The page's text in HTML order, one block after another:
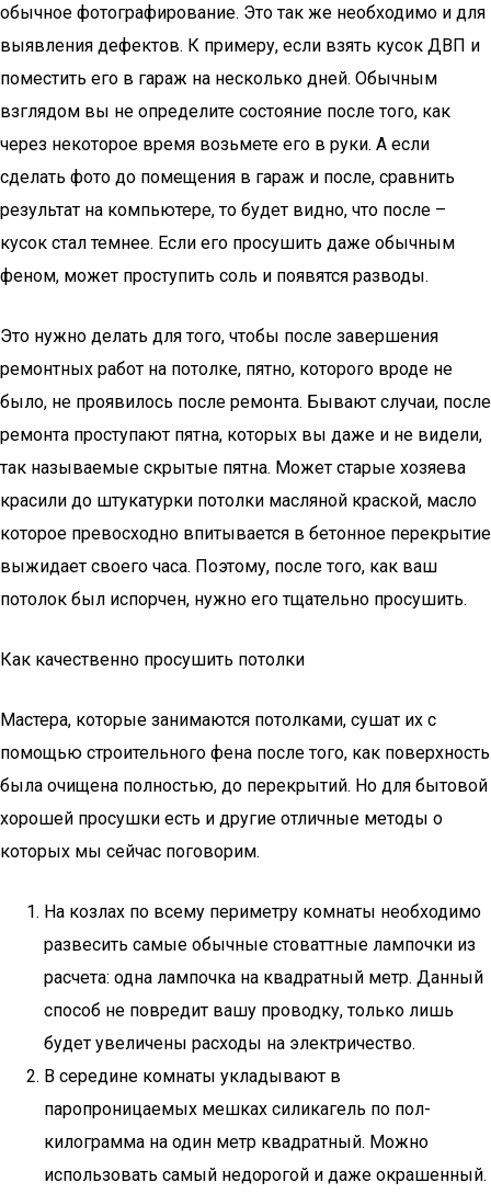
обычное фотографирование. Это так же необходимо и для
выявления дефектов. К примеру, если взять кусок ДВП и
поместить его в гараж на несколько дней. Обычным
взглядом вы не определите состояние после того, как
через некоторое время возьмете его в руки. А если
сделать фото до помещения в гараж и после, сравнить
результат на компьютере, то будет видно, что после –
кусок стал темнее. Если его просушить даже обычным
феном, может проступить соль и появятся разводы.
Это нужно делать для того, чтобы после завершения
ремонтных работ на потолке, пятно, которого вроде не
было, не проявилось после ремонта. Бывают случаи, после
ремонта проступают пятна, которых вы даже и не видели,
так называемые скрытые пятна. Может старые хозяева
красили до штукатурки потолки масляной краской, масло
которое превосходно впитывается в бетонное перекрытие
выжидает своего часа. Поэтому, после того, как ваш
потолок был испорчен, нужно его тщательно просушить.
Как качественно просушить потолки
Мастера, которые занимаются потолками, сушат их с
помощью строительного фена после того, как поверхность
была очищена полностью, до перекрытий. Но для бытовой
хорошей просушки есть и другие отличные методы о
которых мы сейчас поговорим.
На козлах по всему периметру комнаты необходимо
развесить самые обычные стоваттные лампочки из
расчета: одна лампочка на квадратный метр. Данный
способ не повредит вашу проводку, только лишь
будет увеличены расходы на электричество.
В середине комнаты укладывают в
паропроницаемых мешках силикагель по пол-
килограмма на один метр квадратный. Можно
использовать самый недорогой и даже окрашенный.